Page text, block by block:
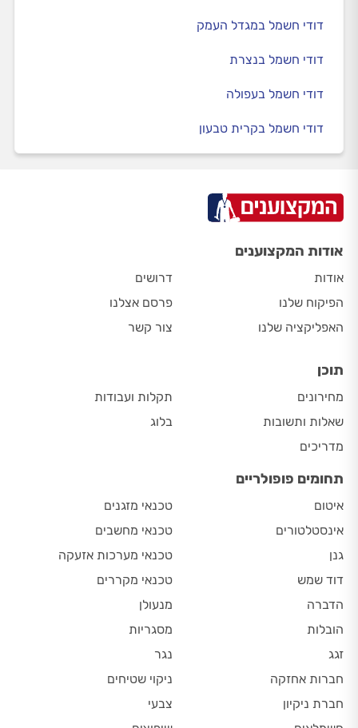
דודי חשמל במגדל העמק
דודי חשמל בנצרת
דודי חשמל בעפולה
דודי חשמל בקרית טבעון
אודות המקצוענים
אודות
הפיקוח שלנו
האפליקציה שלנו
דרושים
פרסם אצלנו
צור קשר
תוכן
מחירונים
שאלות ותשובות
מדריכים
תקלות ועבודות
בלוג
תחומים פופולריים
איטום
אינסטלטורים
גנן
דוד שמש
הדברה
הובלות
זגג
חברות אחזקה
חברת ניקיון
טכנאי מזגנים
טכנאי מחשבים
טכנאי מערכות אזעקה
טכנאי מקררים
מנעולן
מסגריות
נגר
ניקוי שטיחים
צבעי